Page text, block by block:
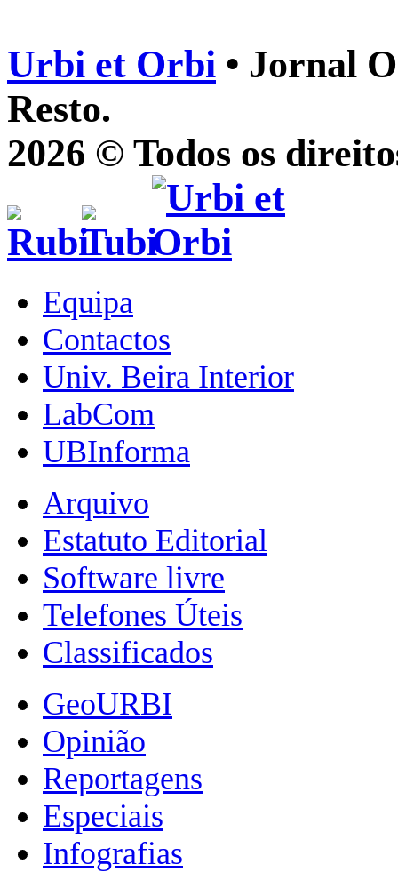
Urbi et Orbi • Jornal
Resto.
2026 © Todos os
Equipa
Contactos
Univ. Beira Interior
LabCom
UBInforma
Arquivo
Estatuto Editorial
Software livre
Telefones Úteis
Classificados
GeoURBI
Opinião
Reportagens
Especiais
Infografias